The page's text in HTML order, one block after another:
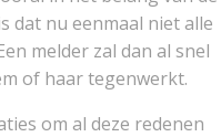
dat nu eenmaal niet alle
melder zal dan al snel
of haar tegenwerkt.
om al deze redenen